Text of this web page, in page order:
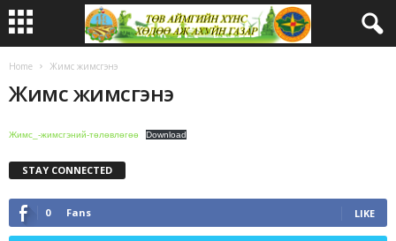
Home Жимс жимсгэнэ
Жимс жимсгэнэ
Жимс_-жимсгэний-төлөвлөгөө Download
STAY CONNECTED
0 Fans LIKE